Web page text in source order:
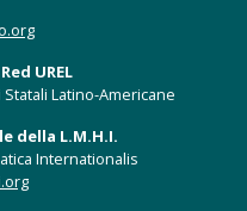
UREL
Latino-Americane
della L.M.H.I.
Internationalis